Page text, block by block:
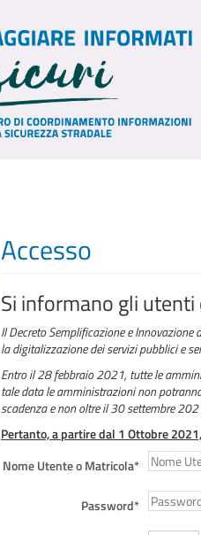
Accesso
Si informano gli utenti
Il Decreto Semplificazione e
la digitalizzazione dei servizi pubblici e
Entro il 28 febbraio 2021, tutte le
tale data le amministrazioni non
scadenza e non oltre il 30 settembre
Pertanto, a partire dal 1 Ottobre
Nome Utente o Matricola*
Password*